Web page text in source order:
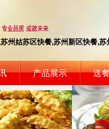
州姑苏区快餐,苏州新区快餐,
产品展示 送